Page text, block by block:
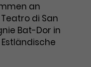
werden,
zu
gewährt.
von Google
Das Cookie
die es uns
und
helfen sie
besser auf
an
di San
Bat-Dor in